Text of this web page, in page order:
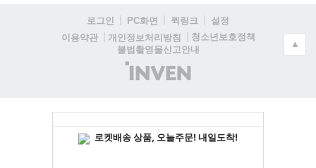
로그인 PC화면 퀵링크
설정
이용약관
개인정보처리방침
청소년보호정책
불법촬영물신고안내
(주)
인
▲